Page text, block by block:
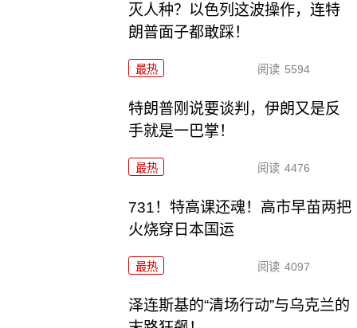
灭人种？以色列这波操作，连特
朗普面子都敢踩！
最热 阅读 5594
特朗普刚说要谈判，伊朗又是反
手就是一巴掌！
最热 阅读 4476
731！特高课还魂！高市早苗两把
火烧穿日本国运
最热 阅读 4097
泽连斯基的“清场行动”与乌克兰的